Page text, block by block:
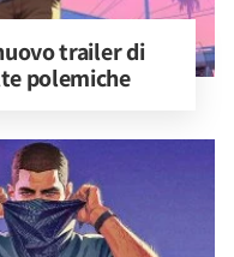
trailer di
polemiche